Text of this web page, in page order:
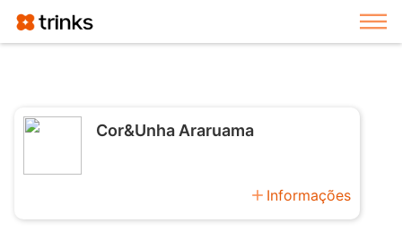
Cor&Unha Araruama
add Informações